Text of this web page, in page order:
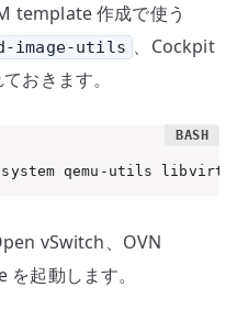
template 作成で使う
image-utils 、Cockpit
おきます。
system qemu-utils libvirt-
vSwitch、OVN
起動します。